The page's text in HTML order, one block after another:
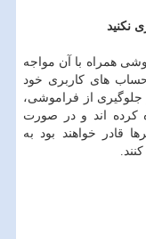
همراه با آن مواجه
های كاربری خود
جلوگیری از فراموشی،
كرده اند و در صورت
قادر خواهند بود به